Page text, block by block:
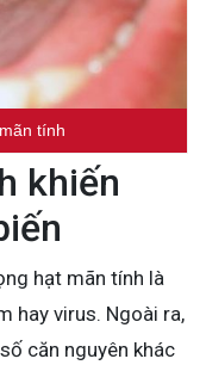
tính
khiến
hạt mãn tính là
hay virus. Ngoài ra,
căn nguyên khác